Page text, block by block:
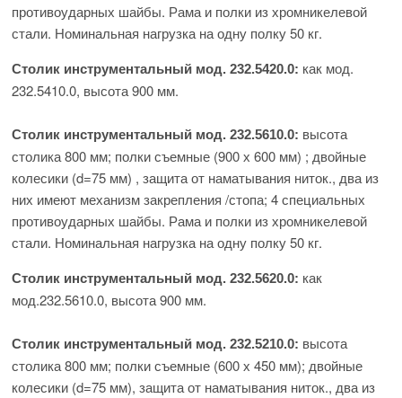
противоударных шайбы. Рама и полки из хромникелевой
стали. Номинальная нагрузка на одну полку 50 кг.
Столик инструментальный мод. 232.5420.0: как мод.
232.5410.0, высота 900 мм.
Столик инструментальный мод. 232.5610.0: высота
столика 800 мм; полки съемные (900 х 600 мм) ; двойные
колесики (d=75 мм) , защита от наматывания ниток., два из
них имеют механизм закрепления /стопа; 4 специальных
противоударных шайбы. Рама и полки из хромникелевой
стали. Номинальная нагрузка на одну полку 50 кг.
Столик инструментальный мод. 232.5620.0: как
мод.232.5610.0, высота 900 мм.
Столик инструментальный мод. 232.5210.0: высота
столика 800 мм; полки съемные (600 х 450 мм); двойные
колесики (d=75 мм), защита от наматывания ниток., два из